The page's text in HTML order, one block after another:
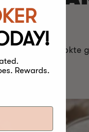
soorten gerookte
vinden.
Rewards.